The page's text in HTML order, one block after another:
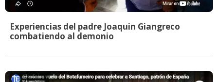
Experiencias del padre Joaquin Giangreco
combatiendo al demonio